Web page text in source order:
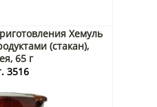
Хемуль
(стакан),
65 г
3516